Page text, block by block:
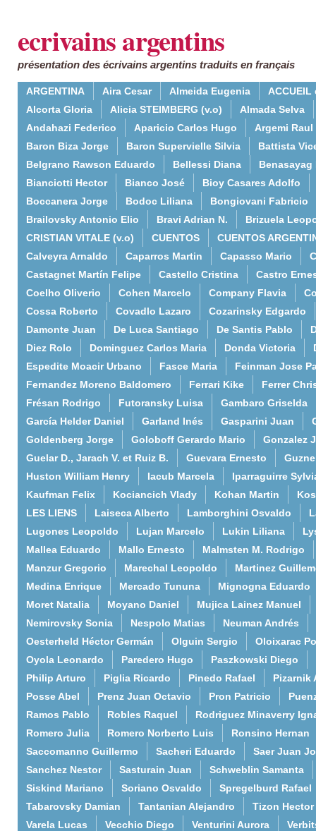
ecrivains argentins
présentation des écrivains argentins traduits en français
ARGENTINA Aira Cesar Almeida Eugenia
ACCUEIL
Alcorta Gloria
Alicia STEIMBERG (v.o)
Almada Selva
Andahazi Federico
Aparicio Carlos Hugo
Argemi Raul
Baron Biza Jorge
Baron Supervielle Silvia
Battista
Belgrano Rawson Eduardo
Bellessi Diana
Benasayag
Bianciotti Hector
Bianco José
Bioy Casares Adolfo
Boccanera Jorge
Bodoc Liliana
Bongiovani Fabricio
Brailovsky Antonio Elio
Bravi Adrian N.
Brizuela
CRISTIAN VITALE (v.o)
CUENTOS
CUENTOS
Calveyra Arnaldo
Caparros Martin Capasso Mario
Castagnet Martín Felipe
Castello Cristina
Castro
Coelho Oliverio
Cohen Marcelo Company Flavia
Cossa Roberto
Covadlo Lazaro
Cozarinsky Edgardo
Damonte Juan
De Luca Santiago De Santis Pablo
Diez Rolo
Dominguez Carlos Maria Donda Victoria
Espedite Moacir Urbano
Fasce Maria
Feinman Jose
Fernandez Moreno Baldomero
Ferrari Kike
Ferrer
Frésan Rodrigo
Futoransky Luisa
Gambaro Griselda
García Helder Daniel
Garland Inés Gasparini Juan
Goldenberg Jorge
Goloboff Gerardo Mario
Gonzalez
Guelar D., Jarach V. et Ruiz B.
Guevara Ernesto
Huston William Henry
Iacub Marcela
Iparraguirre
Kaufman Felix
Kociancich Vlady Kohan Martin
LES LIENS
Laiseca Alberto Lamborghini Osvaldo
Lugones Leopoldo
Lujan Marcelo Lukin Liliana
Mallea Eduardo
Mallo Ernesto
Malmsten M. Rodrigo
Manzur Gregorio
Marechal Leopoldo
Martinez
Medina Enrique
Mercado Tununa
Mignogna Eduardo
Moret Natalia
Moyano Daniel
Mujica Lainez Manuel
Nemirovsky Sonia
Nespolo Matias
Neuman Andrés
Oesterheld Héctor Germán
Olguin Sergio
Oloixarac
Oyola Leonardo
Paredero Hugo
Paszkowski Diego
Philip Arturo
Piglia Ricardo Pinedo Rafael
Pizarnik
Posse Abel
Prenz Juan Octavio Pron Patricio
Ramos Pablo
Robles Raquel
Rodriguez Minaverry
Romero Julia
Romero Norberto Luis
Ronsino Hernan
Saccomanno Guillermo
Sacheri Eduardo
Saer Juan
Sanchez Nestor
Sasturain Juan
Schweblin Samanta
Siskind Mariano
Soriano Osvaldo
Spregelburd Rafael
Tabarovsky Damian
Tantanian Alejandro
Tizon Hector
Varela Lucas
Vecchio Diego Venturini Aurora